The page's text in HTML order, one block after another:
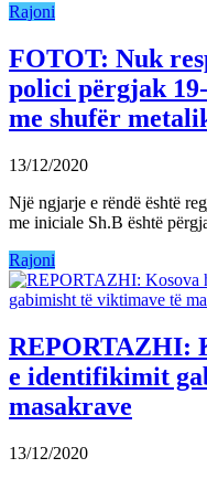
Rajoni
FOTOT: Nuk
polici përgjak
me shufër
13/12/2020
Një ngjarje e rëndë është
me iniciale Sh.B është
Rajoni
REPORTAZHI:
e identifikimit
masakrave
13/12/2020